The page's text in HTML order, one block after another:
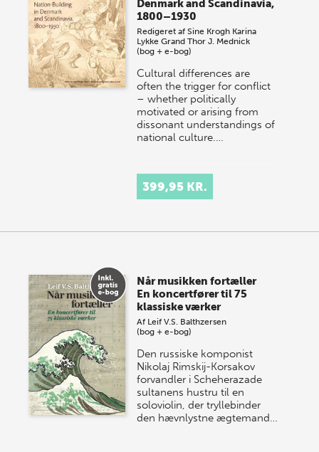
Denmark and Scandinavia,
1800–1930
Redigeret afSine Krogh Karina
Lykke Grand Thor J. Mednick
(bog + e-bog)
Cultural differences are
often the trigger for conflict
– whether politically
motivated or arising from
dissonant understandings of
national culture.…
399,95 KR.
Når musikken fortæller
En koncertfører til 75
klassiske værker
Af Leif V.S. Balthzersen
(bog + e-bog)
Den russiske komponist
Nikolaj Rimskij-Korsakov
forvandler i Scheherazade
sultanens hustru til en
soloviolin, der tryllebinder
den hævnlystne ægtemand…